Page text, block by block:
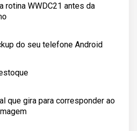
rotina WWDC21 antes da
do seu telefone Android
que gira para corresponder ao